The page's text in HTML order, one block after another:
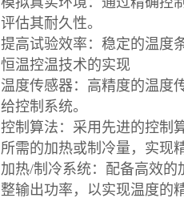
评估其耐久性。
提高试验效率：稳定的温度
恒温控温技术的实现
温度传感器：高精度的温度
给控制系统。
控制算法：采用先进的控制
所需的加热或制冷量，实现
加热/制冷系统：配备高效
整输出功率，以实现温度的